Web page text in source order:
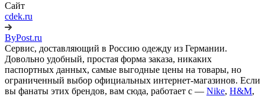
Сайт
cdek.ru
ByPost.ru
Сервис, доставляющий в Россию одежду из Германии.
Довольно удобный, простая форма заказа, никаких
паспортных данных, cамые выгодные цены на товары, но
ограниченный выбор официальных интернет-магазинов. Если
вы фанаты этих брендов, вам сюда, работает с — Nike, H&M,